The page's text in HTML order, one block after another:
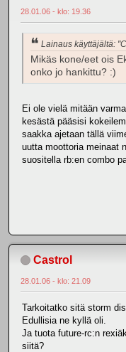
28.01.06 - klo: 19.36
Lainaus käyttäjältä:
Mikäs kone/eet ois
onko jo hankittu? :)
Ei ole vielä mitään
kesästä pääsisi
saakka ajetaan tällä
uutta moottoria meinaat
suositella rb:en combo
Castrol
28.01.06 - klo: 21.09
Tarkoitatko sitä storm
Edullisia ne kyllä oli.
Ja tuota future-rc:n
siitä?